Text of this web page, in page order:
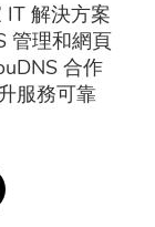
IT 解決方案
管理和網頁
合作
服務可靠